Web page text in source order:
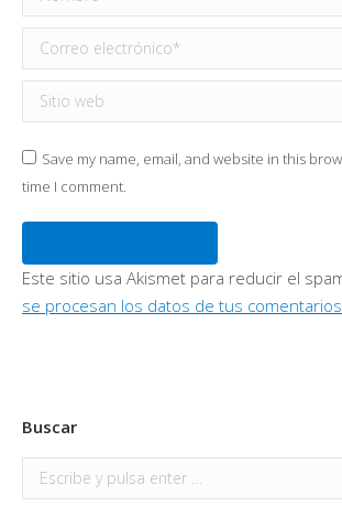
Correo electrónico *
Sitio web
Save my name, email, and website in this
time I comment.
Este sitio usa Akismet para reducir el
se procesan los datos de tus comentarios.
Buscar
Buscar: